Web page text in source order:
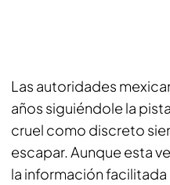
Las autoridades
años siguiéndole la
cruel como discreto
escapar. Aunque esta
la información